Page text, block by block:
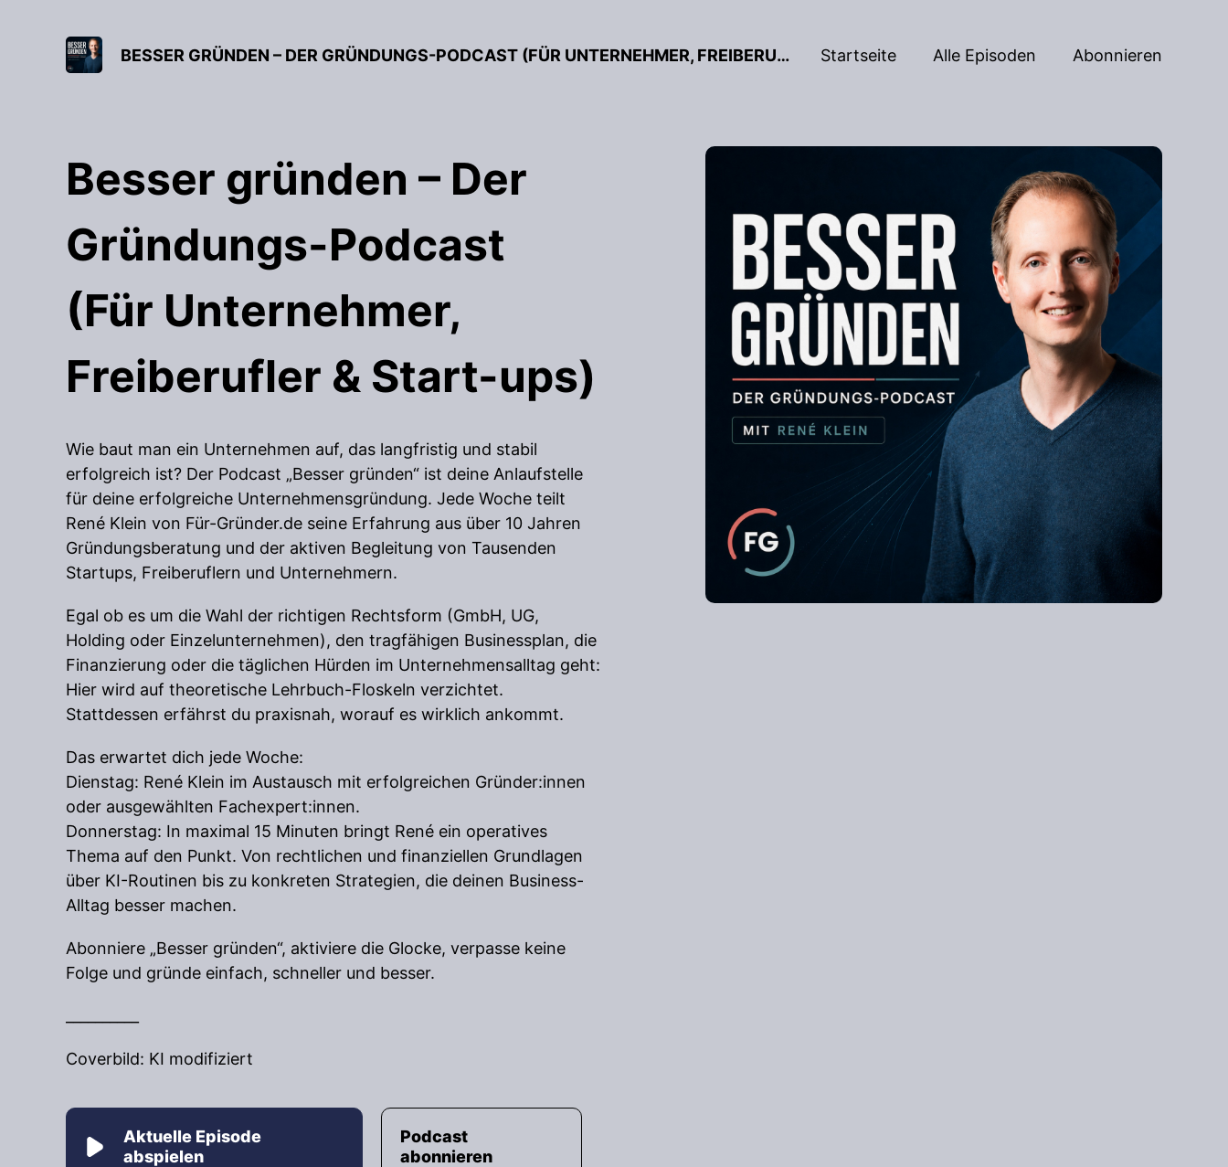
BESSER GRÜNDEN – DER GRÜNDUNGS-PODCAST (FÜR UNTERNEHMER, FREIBERUFLER & START-UPS) Startseite Alle Episoden Abonnieren
Besser gründen – Der
Gründungs-Podcast
(Für Unternehmer,
Freiberufler & Start-ups)
Wie baut man ein Unternehmen auf, das langfristig und stabil
erfolgreich ist? Der Podcast „Besser gründen“ ist deine Anlaufstelle
für deine erfolgreiche Unternehmensgründung. Jede Woche teilt
René Klein von Für-Gründer.de seine Erfahrung aus über 10 Jahren
Gründungsberatung und der aktiven Begleitung von Tausenden
Startups, Freiberuflern und Unternehmern.
Egal ob es um die Wahl der richtigen Rechtsform (GmbH, UG,
Holding oder Einzelunternehmen), den tragfähigen Businessplan, die
Finanzierung oder die täglichen Hürden im Unternehmensalltag geht:
Hier wird auf theoretische Lehrbuch-Floskeln verzichtet.
Stattdessen erfährst du praxisnah, worauf es wirklich ankommt.
Das erwartet dich jede Woche:
Dienstag: René Klein im Austausch mit erfolgreichen Gründer:innen
oder ausgewählten Fachexpert:innen.
Donnerstag: In maximal 15 Minuten bringt René ein operatives
Thema auf den Punkt. Von rechtlichen und finanziellen Grundlagen
über KI-Routinen bis zu konkreten Strategien, die deinen Business-
Alltag besser machen.
Abonniere „Besser gründen“, aktiviere die Glocke, verpasse keine
Folge und gründe einfach, schneller und besser.
Coverbild: KI modifiziert
Aktuelle Episode
abspielen
Podcast
abonnieren